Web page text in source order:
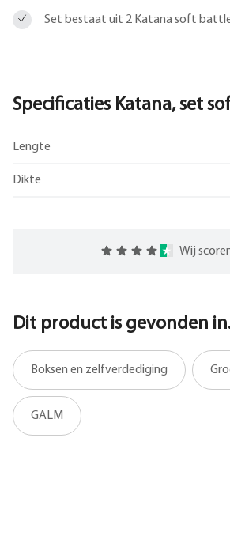
Set bestaat uit 2 Katana soft
Specificaties Katana, set
Lengte
Dikte
Wij
Dit product is gevonden
Boksen en zelfverdediging
GALM